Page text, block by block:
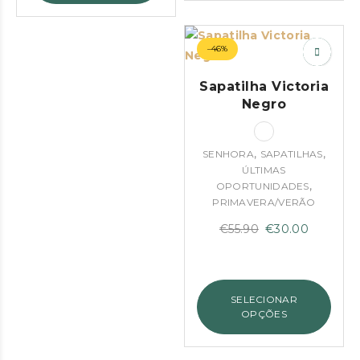
–46%
Sapatilha Victoria
Negro
SENHORA, SAPATILHAS,
ÚLTIMAS
OPORTUNIDADES,
PRIMAVERA/VERÃO
€55.90 O
€55.90.
€30.00
é:
€30.00.
SELECIONAR
OPÇÕES